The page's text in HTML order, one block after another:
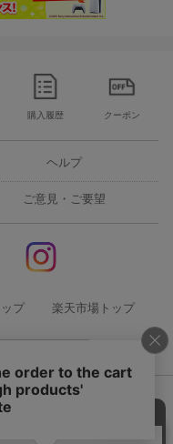
購入履歴 クーポン
ヘルプ
ご意見・ご要望
プ 楽天市場トップ
に戻る